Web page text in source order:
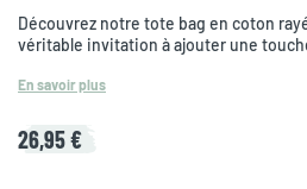
Découvrez notre tote bag en coton
véritable invitation à ajouter une
En savoir plus
26,95 €